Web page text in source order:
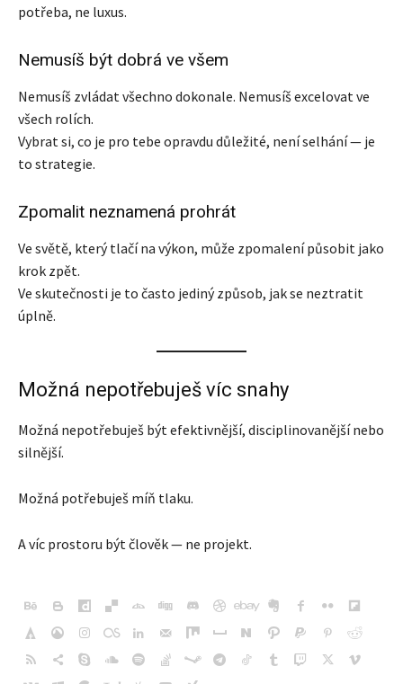
potřeba, ne luxus.
Nemusíš být dobrá ve všem
Nemusíš zvládat všechno dokonale. Nemusíš excelovat ve
všech rolích.
Vybrat si, co je pro tebe opravdu důležité, není selhání — je
to strategie.
Zpomalit neznamená prohrát
Ve světě, který tlačí na výkon, může zpomalení působit jako
krok zpět.
Ve skutečnosti je to často jediný způsob, jak se neztratit
úplně.
Možná nepotřebuješ víc snahy
Možná nepotřebuješ být efektivnější, disciplinovanější nebo
silnější.
Možná potřebuješ míň tlaku.
A víc prostoru být člověk — ne projekt.